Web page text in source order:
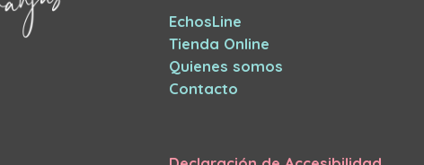
EchosLine
Tienda Online
Quienes somos
Contacto